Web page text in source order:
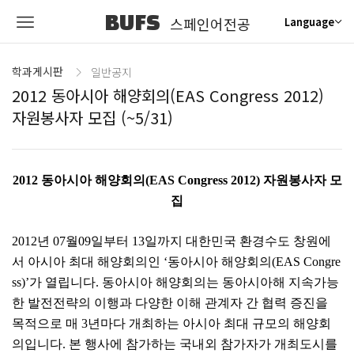
BUFS 스페인어전공 Language
학과게시판 일반공지
2012 동아시아 해양회의(EAS Congress 2012)
자원봉사자 모집 (~5/31)
2012 동아시아 해양회의(EAS Congress 2012) 자원봉사자 모
집
2012년 07월09일부터 13일까지 대한민국 환경수도 창원에
서 아시아 최대 해양회의인 ‘동아시아 해양회의(EAS Congre
ss)’가 열립니다. 동아시아 해양회의는 동아시아해 지속가능
한 발전전략의 이행과 다양한 이해 관계자 간 협력 증진을
목적으로 매 3년마다 개최하는 아시아 최대 규모의 해양회
의입니다. 본 행사에 참가하는 국내외 참가자가 개최도시를